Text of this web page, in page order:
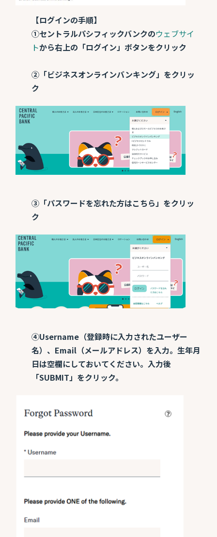
【ログインの手順】
①セントラルパシフィックバンクのウェブサイ
トから右上の「ログイン」ボタンをクリック
②「ビジネスオンラインバンキング」をクリッ
ク
③「パスワードを忘れた方はこちら」をクリッ
ク
④Username（登録時に入力されたユーザー
名）、Email（メールアドレス）を入力。生年月
日は空欄にしておいてください。入力後
「SUBMIT」をクリック。